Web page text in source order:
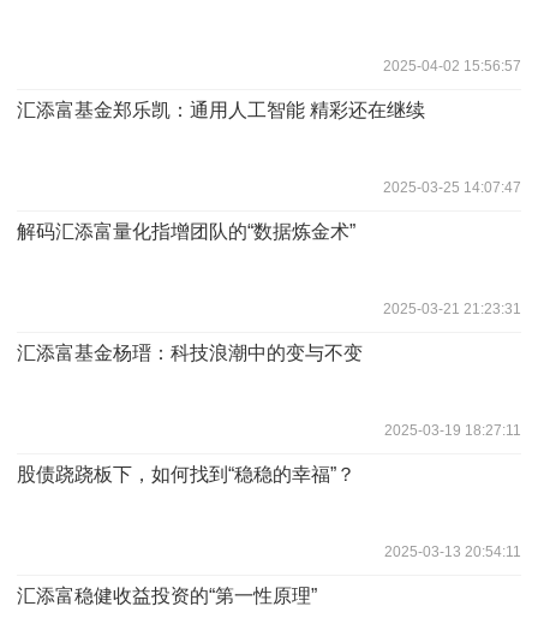
2025-04-02 15:56:57
汇添富基金郑乐凯：通用人工智能 精彩还在继续
2025-03-25 14:07:47
解码汇添富量化指增团队的“数据炼金术”
2025-03-21 21:23:31
汇添富基金杨瑨：科技浪潮中的变与不变
2025-03-19 18:27:11
股债跷跷板下，如何找到“稳稳的幸福”？
2025-03-13 20:54:11
汇添富稳健收益投资的“第一性原理”